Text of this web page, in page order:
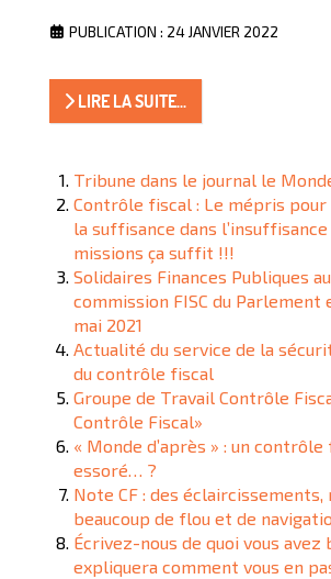
PUBLICATION : 24 JANVIER 2022
LIRE LA SUITE...
Tribune dans le journal le
Contrôle fiscal : Le mépris
la suffisance dans
missions ça suffit !!!
Solidaires Finances Publiques
commission FISC du Parlement
mai 2021
Actualité du service de la
du contrôle fiscal
Groupe de Travail Contrôle
Contrôle Fiscal»
« Monde d’après » : un contrôle
essoré… ?
Note CF : des éclaircissements,
beaucoup de flou et de
Écrivez-nous de quoi vous avez
expliquera comment vous en